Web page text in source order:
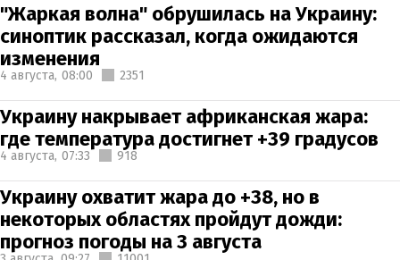
"Жаркая волна" обрушилась на Украину:
синоптик рассказал, когда ожидаются
изменения
4 августа, 08:00 2351
Украину накрывает африканская жара:
где температура достигнет +39 градусов
4 августа, 07:33 918
Украину охватит жара до +38, но в
некоторых областях пройдут дожди:
прогноз погоды на 3 августа